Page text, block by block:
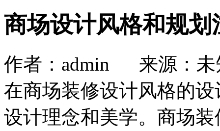
商场设计风格和规划
作者：admin 来源：
在商场装修设计风格的
设计理念和美学。商场